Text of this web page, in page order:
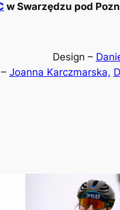
w Swarzędzu pod
Design –
Joanna Karczmarska,